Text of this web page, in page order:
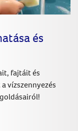
és
fajtáit és
vízszennyezés